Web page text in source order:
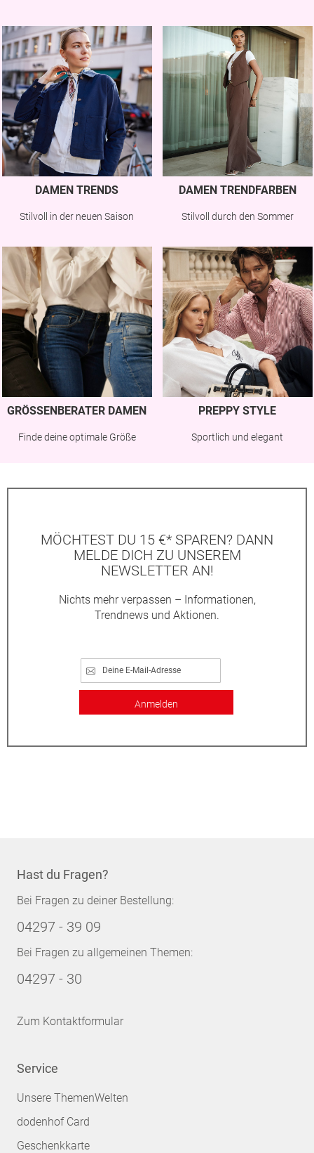
DAMEN TRENDS
Stilvoll in der neuen Saison
DAMEN TRENDFARBEN
Stilvoll durch den Sommer
GRÖSSENBERATER DAMEN
Finde deine optimale Größe
PREPPY STYLE
Sportlich und elegant
MÖCHTEST DU 15 €* SPAREN? DANN
MELDE DICH ZU UNSEREM
NEWSLETTER AN!
Nichts mehr verpassen – Informationen,
Trendnews und Aktionen.
Anmelden
Hast du Fragen?
Bei Fragen zu deiner Bestellung:
04297 - 39 09
Bei Fragen zu allgemeinen Themen:
04297 - 30
Zum Kontaktformular
Service
Unsere ThemenWelten
dodenhof Card
Geschenkkarte